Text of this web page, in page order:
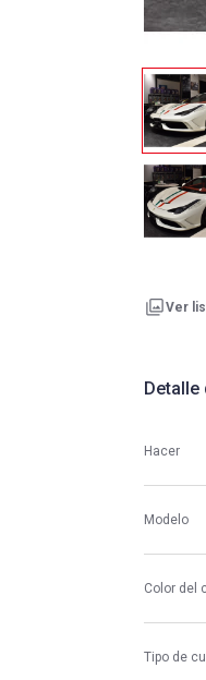
Ver
Detalle
Hacer
Modelo
Color del
Tipo de